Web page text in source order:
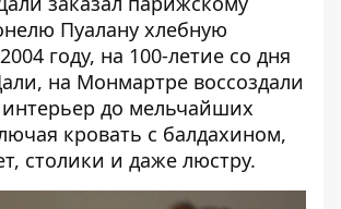
Пуалану хлебную
году, на 100-летие со дня
на Монмартре воссоздали
до мельчайших
кровать с балдахином,
столики и даже люстру.